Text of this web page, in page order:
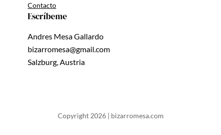
Contacto
Escríbeme
Andres Mesa Gallardo
bizarromesa@gmail.com
Salzburg, Austria
Copyright 2026 | bizarromesa.com